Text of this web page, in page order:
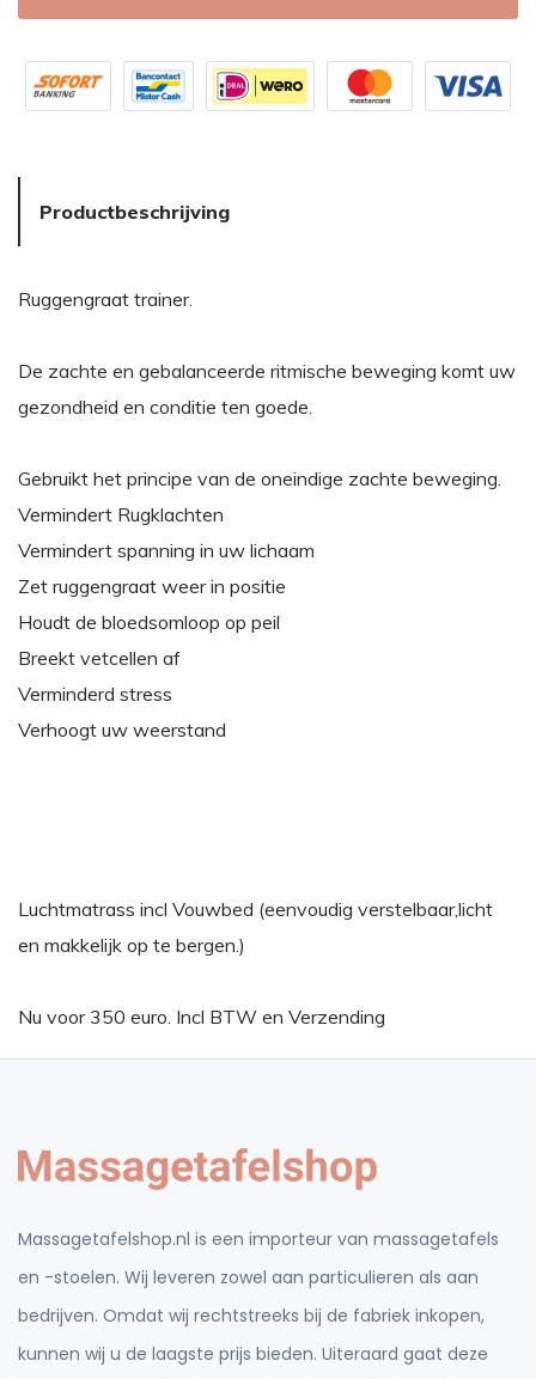
Productbeschrijving
Ruggengraat trainer.
De zachte en gebalanceerde ritmische beweging komt uw
gezondheid en conditie ten goede.
Gebruikt het principe van de oneindige zachte beweging.
Vermindert Rugklachten
Vermindert spanning in uw lichaam
Zet ruggengraat weer in positie
Houdt de bloedsomloop op peil
Breekt vetcellen af
Verminderd stress
Verhoogt uw weerstand
Luchtmatrass incl Vouwbed (eenvoudig verstelbaar,licht
en makkelijk op te bergen.)
Nu voor 350 euro. Incl BTW en Verzending
Massagetafelshop.nl is een importeur van massagetafels
en -stoelen. Wij leveren zowel aan particulieren als aan
bedrijven. Omdat wij rechtstreeks bij de fabriek inkopen,
kunnen wij u de laagste prijs bieden. Uiteraard gaat deze